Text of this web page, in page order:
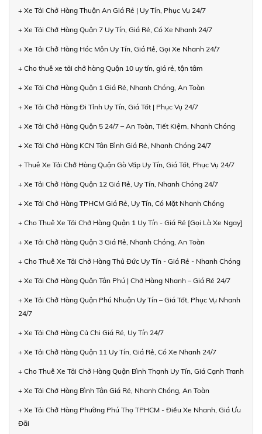
+ Xe Tải Chở Hàng Thuận An Giá Rẻ | Uy Tín, Phục Vụ 24/7
+ Xe Tải Chở Hàng Quận 7 Uy Tín, Giá Rẻ, Có Xe Nhanh 24/7
+ Xe Tải Chở Hàng Hóc Môn Uy Tín, Giá Rẻ, Gọi Xe Nhanh 24/7
+ Cho thuê xe tải chở hàng Quận 10 uy tín, giá rẻ, tận tâm
+ Xe Tải Chở Hàng Quận 1 Giá Rẻ, Nhanh Chóng, An Toàn
+ Xe Tải Chở Hàng Đi Tỉnh Uy Tín, Giá Tốt | Phục Vụ 24/7
+ Xe Tải Chở Hàng Quận 5 24/7 – An Toàn, Tiết Kiệm, Nhanh Chóng
+ Xe Tải Chở Hàng KCN Tân Bình Giá Rẻ, Nhanh Chóng 24/7
+ Thuê Xe Tải Chở Hàng Quận Gò Vấp Uy Tín, Giá Tốt, Phục Vụ 24/7
+ Xe Tải Chở Hàng Quận 12 Giá Rẻ, Uy Tín, Nhanh Chóng 24/7
+ Xe Tải Chở Hàng TPHCM Giá Rẻ, Uy Tín, Có Mặt Nhanh Chóng
+ Cho Thuê Xe Tải Chở Hàng Quận 1 Uy Tín - Giá Rẻ [Gọi Là Xe Ngay]
+ Xe Tải Chở Hàng Quận 3 Giá Rẻ, Nhanh Chóng, An Toàn
+ Cho Thuê Xe Tải Chở Hàng Thủ Đức Uy Tín - Giá Rẻ - Nhanh Chóng
+ Xe Tải Chở Hàng Quận Tân Phú | Chở Hàng Nhanh – Giá Rẻ 24/7
+ Xe Tải Chở Hàng Quận Phú Nhuận Uy Tín – Giá Tốt, Phục Vụ Nhanh
24/7
+ Xe Tải Chở Hàng Củ Chi Giá Rẻ, Uy Tín 24/7
+ Xe Tải Chở Hàng Quận 11 Uy Tín, Giá Rẻ, Có Xe Nhanh 24/7
+ Cho Thuê Xe Tải Chở Hàng Quận Bình Thạnh Uy Tín, Giá Cạnh Tranh
+ Xe Tải Chở Hàng Bình Tân Giá Rẻ, Nhanh Chóng, An Toàn
+ Xe Tải Chở Hàng Phường Phú Thọ TPHCM - Điều Xe Nhanh, Giá Ưu
Đãi